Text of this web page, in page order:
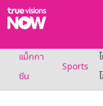
True
แพ็กเกจ
NOW
แม็กกา
ซีน
Sports